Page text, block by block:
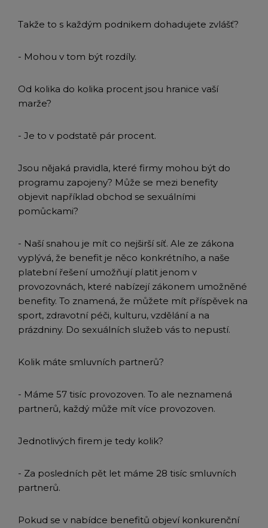
Takže to s každým podnikem dohadujete zvlášť?
- Mohou v tom být rozdíly.
Od kolika do kolika procent jsou hranice vaší
marže?
- Je to v podstatě pár procent.
Jsou nějaká pravidla, které firmy mohou být do
programu zapojeny? Může se mezi benefity
objevit například obchod se sexuálními
pomůckami?
- Naší snahou je mít co nejširší síť. Ale ze zákona
vyplývá, že benefit je něco konkrétního, a naše
platební řešení umožňují platit jenom v
provozovnách, které nabízejí zákonem umožněné
benefity. To znamená, že můžete mít příspěvek na
sport, zdravotní péči, kulturu, vzdělání a na
prázdniny. Do sexuálních služeb vás to nepustí.
Kolik máte smluvních partnerů?
- Máme 57 tisíc provozoven. To ale neznamená
partnerů, každý může mít více provozoven.
Jednotlivých firem je tedy kolik?
- Za posledních pět let máme 28 tisíc smluvních
partnerů.
Pokud se v nabídce benefitů objeví konkurenční